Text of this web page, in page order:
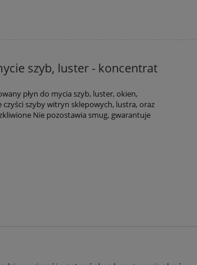
szyb, luster - koncentrat
płyn do mycia szyb, luster, okien,
czyści szyby witryn sklepowych, lustra, oraz
Nie pozostawia smug, gwarantuje